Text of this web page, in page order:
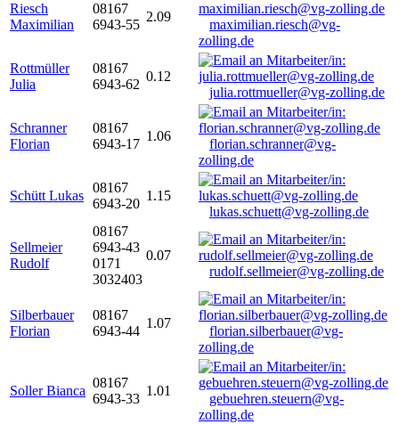
Riesch
Maximilian
08167
6943-55
2.09
maximilian.riesch@vg-
zolling.de
Rottmüller
Julia
08167
6943-62
0.12
julia.rottmueller@vg-zolling.de
Schranner
Florian
08167
6943-17
1.06
florian.schranner@vg-
zolling.de
Schütt Lukas
08167
6943-20
1.15
lukas.schuett@vg-zolling.de
Sellmeier
Rudolf
08167
6943-43
0171
3032403
0.07
rudolf.sellmeier@vg-zolling.de
Silberbauer
Florian
08167
6943-44
1.07
florian.silberbauer@vg-
zolling.de
Soller Bianca
08167
6943-33
1.01
gebuehren.steuern@vg-
zolling.de